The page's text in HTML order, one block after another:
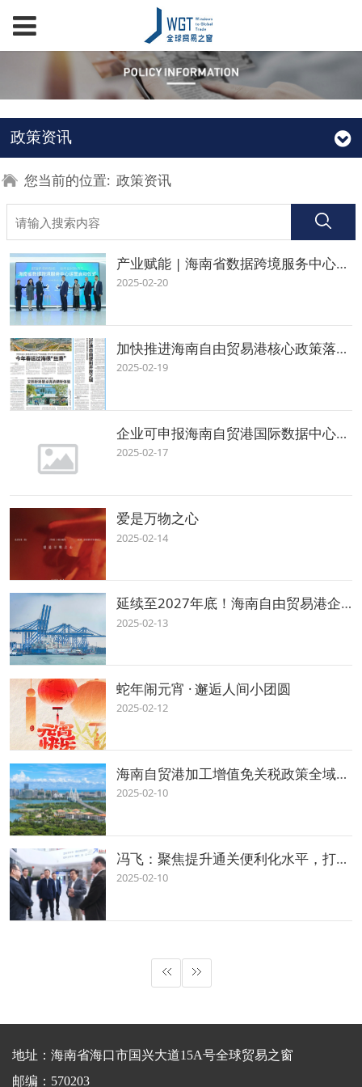
政策资讯
您当前的位置: 政策资讯
产业赋能 | 海南省数据跨境服务中心运营启动仪式在全球贸易之窗举行
2025-02-20
加快推进海南自由贸易港核心政策落地 海口打造自由便利开放之城
2025-02-19
企业可申报海南自贸港国际数据中心跨境数据专用通道，指南→
2025-02-17
爱是万物之心
2025-02-14
延续至2027年底！海南自由贸易港企业所得税优惠政策延续实施
2025-02-13
蛇年闹元宵 · 邂逅人间小团圆
2025-02-12
海南自贸港加工增值免关税政策全域试点
2025-02-10
冯飞：聚焦提升通关便利化水平，打造智慧高效便捷的口岸管理服务体系
2025-02-10
地址：海南省海口市国兴大道15A号全球贸易之窗
邮编：570203